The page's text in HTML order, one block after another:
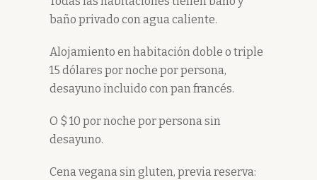
baño privado con agua caliente.
Alojamiento en habitación doble o triple
15 dólares por noche por persona,
desayuno incluido con pan francés.
O $ 10 por noche por persona sin
desayuno.
Cena vegana sin gluten, previa reserva: